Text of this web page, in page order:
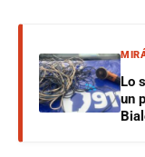
Lo
un